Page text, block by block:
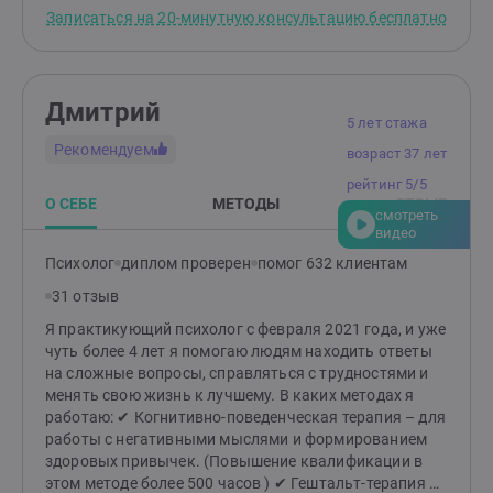
слушать, но и слышать ваши чувства, сложности,
опыту а это более 20 лет работы ) я добавляю
повышаю квалификацию на курсах и семинарах,
учусь у жизни и своих клиентов. Я работаю как в
краткосрочном консультировании (как экстренная
помощь),так и в протяженном формате, когда
человек настроен на более глубокие изменения в
жизни. У меня есть один недостаток - мне не
интересно работать только ради денег. И не буду
меняется, когда мы меняемся сами.Приглашаю тех,
кто хочет и готов сделать свою жизнь лучше.
Записаться на 20-минутную консультацию бесплатно
5 лет стажа
возраст 37 лет
рейтинг 5/5
смотреть
видео
Дмитрий
Рекомендуем
О СЕБЕ МЕТОДЫ ОТЗЫВ
Психолог диплом проверен помог 632 клиентам
31 отзыв
Я практикующий психолог с февраля 2021 года, и уже
чуть более 4 лет я помогаю людям находить ответы
на сложные вопросы, справляться с трудностями и
менять свою жизнь к лучшему. В каких методах я
работаю: ✔ Когнитивно-поведенческая терапия – для
работы с негативными мыслями и формированием
здоровых привычек. (Повышение квалификации в
этом методе более 500 часов ) ✔ Гештальт-терапия –